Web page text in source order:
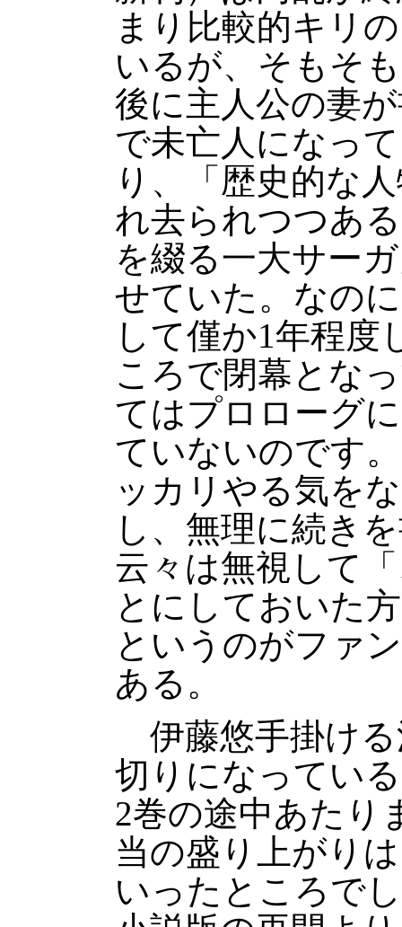
まり比較的キリ
いるが、そもそ
後に主人公の妻
で未亡人になっ
り、「歴史的な
れ去られつつあ
を綴る一大サー
せていた。なの
して僅か1年程度
ころで閉幕とな
てはプロローグ
ていないのです
ッカリやる気を
し、無理に続き
云々は無視して
とにしておいた
というのがファ
ある。
伊藤悠手掛ける
切りになってい
2巻の途中あたり
当の盛り上がり
いったところで